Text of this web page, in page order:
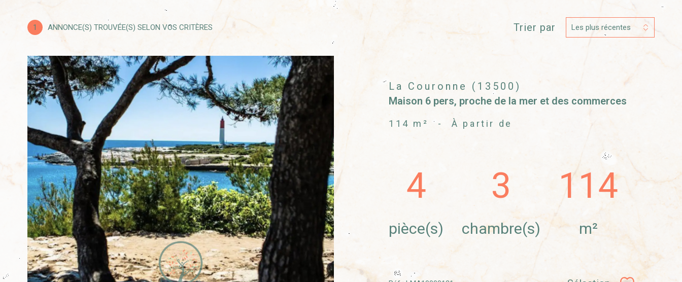
VOIR L'ANNONCE
1 ANNONCE(S) TROUVÉE(S) SELON VOS CRITÈRES Trier par Les plus récentes
VOIR LE
BIEN
La Couronne (13500)
Maison 6 pers, proche de la mer et des commerces
114 m² - À partir de
4
pièce(s)
3
chambre(s)
114
m²